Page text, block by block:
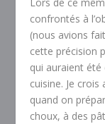
confrontés à
(nous avions
cette précision
qui auraient été
cuisine. Je crois
quand on
choux, à des